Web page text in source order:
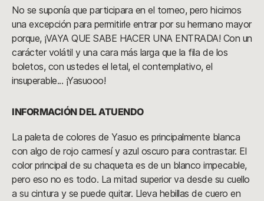
No se suponía que participara en el torneo, pero hicimos
una excepción para permitirle entrar por su hermano mayor
porque, ¡VAYA QUE SABE HACER UNA ENTRADA! Con un
carácter volátil y una cara más larga que la fila de los
boletos, con ustedes el letal, el contemplativo, el
insuperable... ¡Yasuooo!
INFORMACIÓN DEL ATUENDO
La paleta de colores de Yasuo es principalmente blanca
con algo de rojo carmesí y azul oscuro para contrastar. El
color principal de su chaqueta es de un blanco impecable,
pero eso no es todo. La mitad superior va desde su cuello
a su cintura y se puede quitar. Lleva hebillas de cuero en